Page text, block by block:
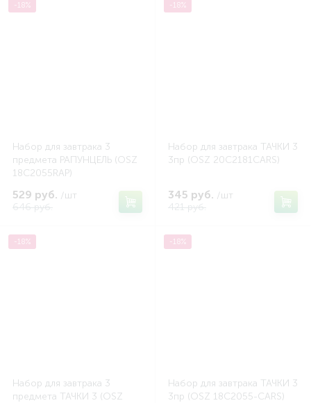
-18%
Набор для завтрака 3
предмета РАПУНЦЕЛЬ (OSZ
18C2055RAP)
529 руб. /шт
646 руб.
-18%
Набор для завтрака ТАЧКИ 3
3пр (OSZ 20C2181CARS)
345 руб. /шт
421 руб.
-18%
Набор для завтрака 3
предмета ТАЧКИ 3 (OSZ
-18%
Набор для завтрака ТАЧКИ 3
3пр (OSZ 18C2055-CARS)